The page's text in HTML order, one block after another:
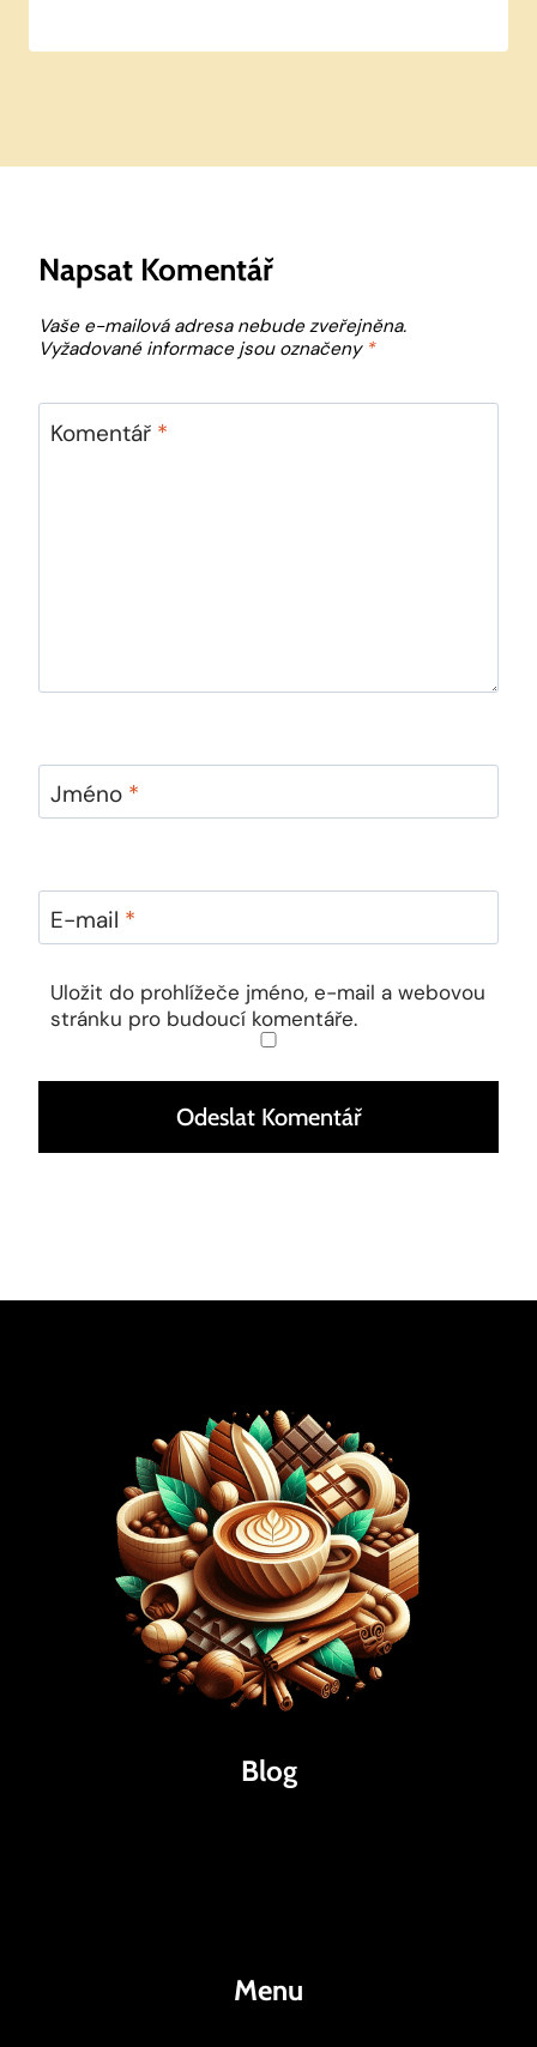
Napsat Komentář
Vaše e-mailová adresa nebude zveřejněna.
Vyžadované informace jsou označeny *
Komentář *
Jméno *
E-mail *
Uložit do prohlížeče jméno, e-mail a webovou
stránku pro budoucí komentáře.
Blog
Menu